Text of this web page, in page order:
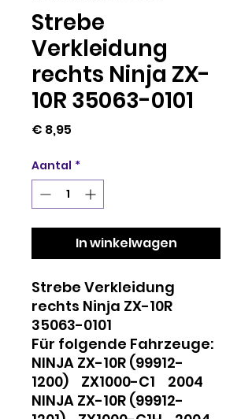
Strebe
Verkleidung
rechts Ninja ZX-
10R 35063-0101
€ 8,95
Aantal *
In winkelwagen
Strebe Verkleidung
rechts Ninja ZX-10R
35063-0101
Für folgende Fahrzeuge:
NINJA ZX-10R (99912-
1200) ZX1000-C1 2004
NINJA ZX-10R (99912-